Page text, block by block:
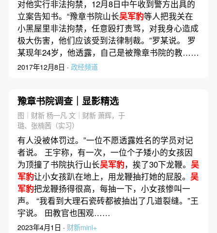
对他实行非法拘禁，12月8日中午收到警方出具的
立案告知书。“豫章书院山长吴军豹等人把我关在
小黑屋里非法拘禁，任意殴打责骂，对我身心造成
极大伤害，他们应该受到法律制裁。”罗某说。 罗
某现年24岁，他透露，自己是被豫章书院的教……
2017年12月8日 · 政经频道
豫章书院调查｜显影精选
图｜财新 杨一凡 文｜财新 萧辉，于
璐、张楠茜（实习）
有人没被体罚过。”一位不愿透露姓名的学员对记
者说。 王宇称，有一次，一位个子矮小的女孩因
为顶撞了书院执行山长吴军豹，挨了30下龙鞭。 吴
军豹让小女孩趴在地上，用龙鞭抽打她的屁股。 吴
军豹把龙鞭扬得很高，每抽一下，小女孩惨叫一
声。 “我看到大理石瓷砖都被抽出了几道裂缝。”王
宇说。 田教官也围观……
2023年4月1日 · 财新mini+